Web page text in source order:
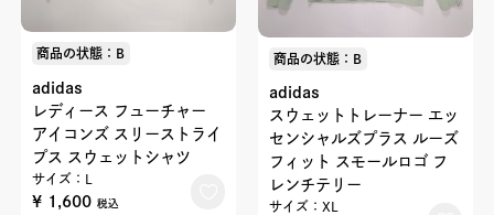
商品の状態：B
adidas
レディース フューチャー
アイコンズ スリーストライ
プス スウェットシャツ
サイズ：L
¥ 1,600 税込
商品の状態：B
adidas
スウェットトレーナー エッ
センシャルズプラス ルーズ
フィット スモールロゴ フ
レンチテリー
サイズ：XL